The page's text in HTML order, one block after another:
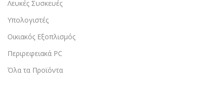
Λευκές Συσκευές
Υπολογιστές
Οικιακός Εξοπλισμός
Περιρεφειακά PC
Όλα τα Προϊόντα